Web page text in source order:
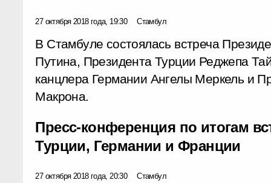
27 октября 2018 года, 19:30 Стамбул
В Стамбуле состоялась встреча
Путина, Президента Турции Реджепа
канцлера Германии Ангелы Меркель и
Макрона.
Пресс-конференция по итогам
Турции, Германии и Франции
27 октября 2018 года, 20:30 Стамбул